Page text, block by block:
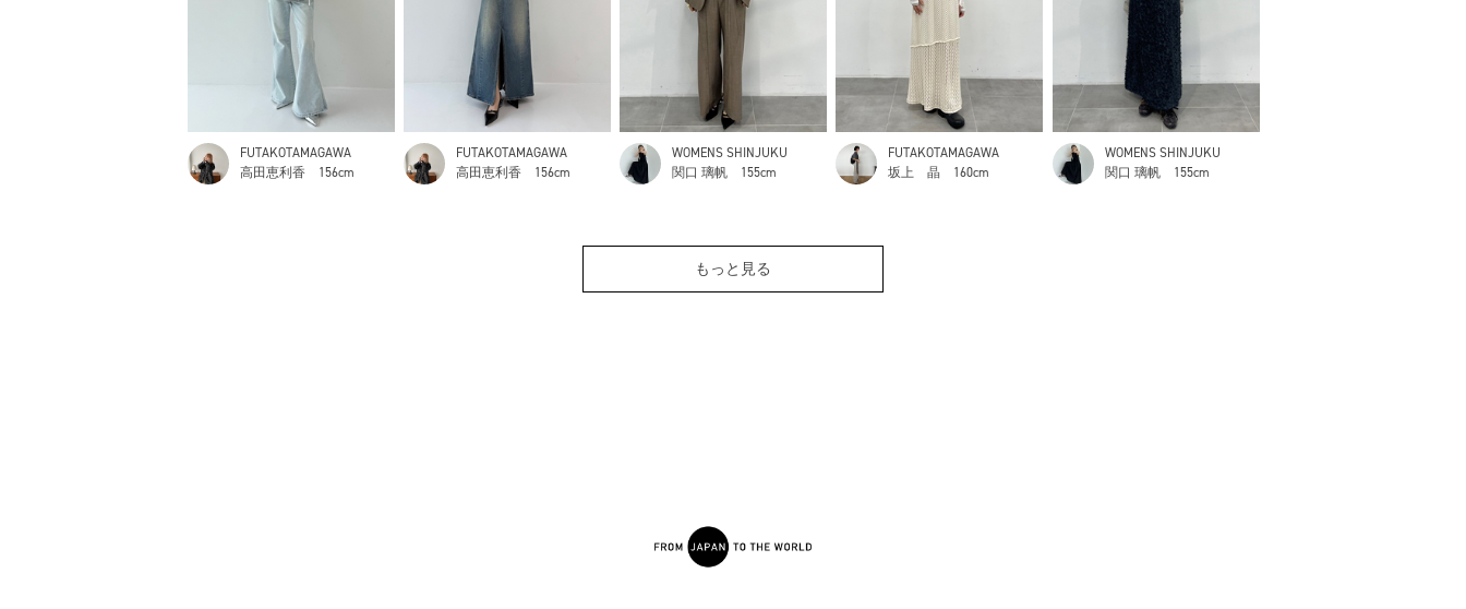
FUTAKOTAMAGAWA
高田恵利香
156cm
FUTAKOTAMAGAWA
高田恵利香
156cm
WOMENS SHINJUKU
関口 璃帆
155cm
FUTAKOTAMAGAWA
坂上 晶
160cm
WOMENS SHINJUKU
関口 璃帆
155cm
もっと見る